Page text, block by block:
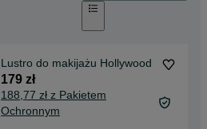
Lustro do makijażu Hollywood
179 zł
188,77 zł z Pakietem
Ochronnym